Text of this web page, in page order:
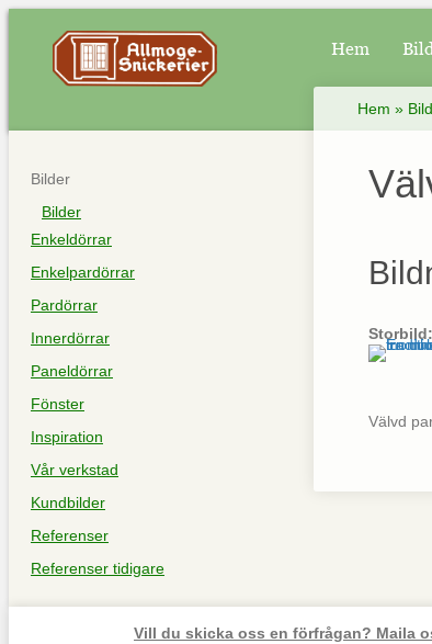
Hem
Bilder
Bilder
Enkeldörrar
Enkelpardörrar
Pardörrar
Innerdörrar
Paneldörrar
Fönster
Inspiration
Vår verkstad
Kundbilder
Referenser
Referenser tidigare
Hem »
Storbild:
Välvd
Vill du skicka oss en förfrågan? Maila